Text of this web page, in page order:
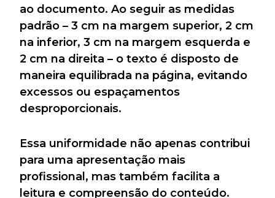
ao documento. Ao seguir as medidas
padrão – 3 cm na margem superior, 2 cm
na inferior, 3 cm na margem esquerda e
2 cm na direita – o texto é disposto de
maneira equilibrada na página, evitando
excessos ou espaçamentos
desproporcionais.
Essa uniformidade não apenas contribui
para uma apresentação mais
profissional, mas também facilita a
leitura e compreensão do conteúdo.